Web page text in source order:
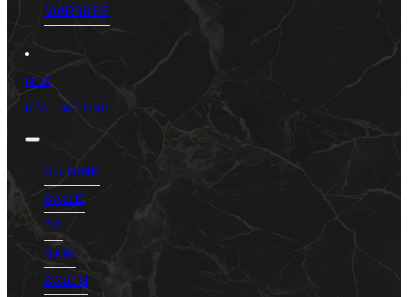
MARBRES
NOS
RÉALISATIONS
CUISINE
SALLE
DE
BAIN
SALON